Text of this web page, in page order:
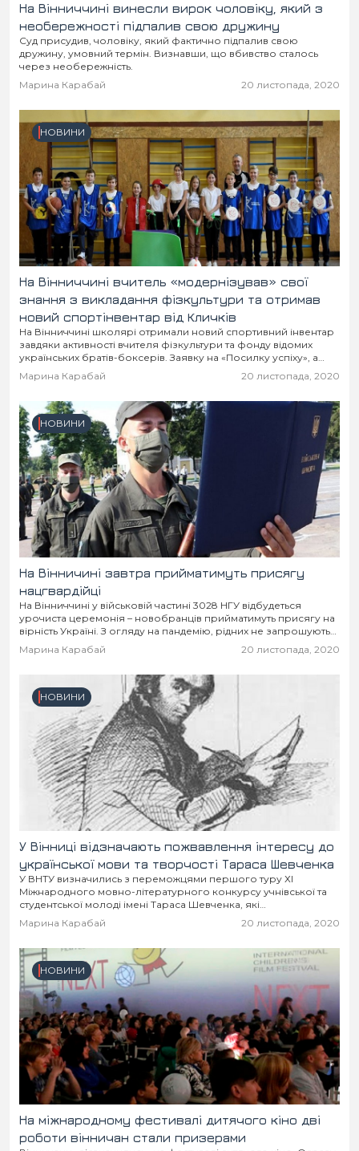
На Вінниччині винесли вирок чоловіку, який з
необережності підпалив свою дружину
Суд присудив, чоловіку, який фактично підпалив свою
дружину, умовний термін. Визнавши, що вбивство сталось
через необережність.
Марина Карабай
20 листопада, 2020
НОВИНИ
На Вінниччині вчитель «модернізував» свої
знання з викладання фізкультури та отримав
новий спортінвентар від Кличків
На Вінниччині школярі отримали новий спортивний інвентар
завдяки активності вчителя фізкультури та фонду відомих
українських братів-боксерів. Заявку на «Посилку успіху», а
саме так називався проєкт, подали більше 2000 бажаючих з...
Марина Карабай 20 листопада, 2020
НОВИНИ
На Вінничині завтра прийматимуть присягу
нацгвардійці
На Вінниччині у військовій частині 3028 НГУ відбудеться
урочиста церемонія – новобранців прийматимуть присягу на
вірність Україні. З огляду на пандемію, рідних не запрошують
на захід, а пропонують їм долічитись...
Марина Карабай 20 листопада, 2020
НОВИНИ
У Вінниці відзначають пожвавлення інтересу до
української мови та творчості Тараса Шевченка
У ВНТУ визначились з переможцями першого туру ХІ
Міжнародного мовно-літературного конкурсу учнівської та
студентської молоді імені Тараса Шевченка, які
представлятимуть вуз на регіональному етапі «мовної
олімпіади». В університеті відзначають пожвавлення...
Марина Карабай 20 листопада, 2020
НОВИНИ
На міжнародному фестивалі дитячого кіно дві
роботи вінничан стали призерами